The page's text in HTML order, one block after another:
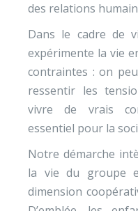
des relations
Dans le cadre de
expérimente la vie
contraintes : on
ressentir les
vivre de vrais
essentiel pour la
Notre démarche
la vie du groupe
dimension